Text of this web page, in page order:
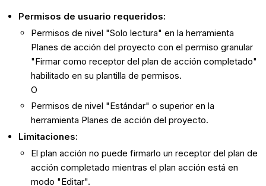
Permisos de usuario requeridos:
Permisos de nivel "Solo lectura" en la herramienta
Planes de acción del proyecto con el permiso granular
"Firmar como receptor del plan de acción completado"
habilitado en su plantilla de permisos.
O
Permisos de nivel "Estándar" o superior en la
herramienta Planes de acción del proyecto.
Limitaciones:
El plan acción no puede firmarlo un receptor del plan de
acción completado mientras el plan acción está en
modo "Editar".